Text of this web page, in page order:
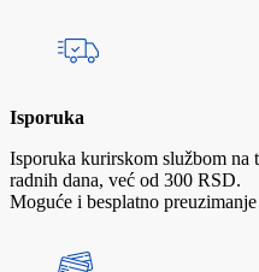
Isporuka
Isporuka kurirskom službom
radnih dana, već od 300 RSD.
Moguće i besplatno